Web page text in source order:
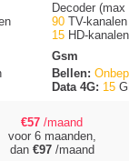
Decoder
90 TV-kanalen
15 HD-kanalen
Gsm
Bellen:
Data 4G: 15
€57 /maand
voor 6 maanden,
dan €97/maand